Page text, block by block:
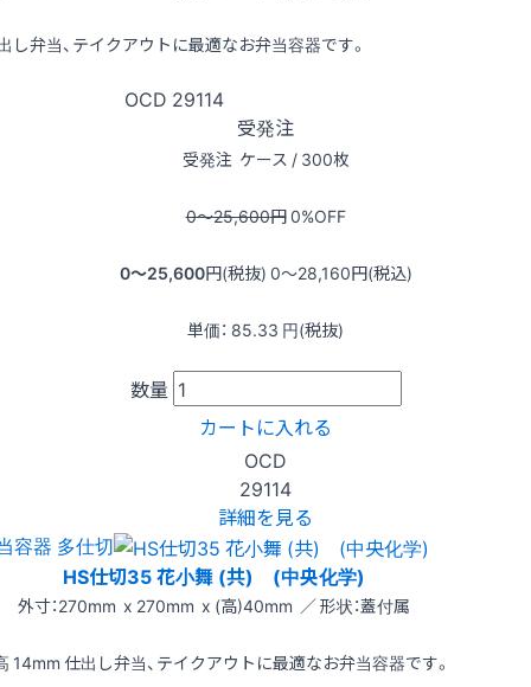
し弁当、テイクアウトに最適なお弁当容器です。
OCD 29114
受発注
受発注 ケース / 300枚
0〜25,600円0%OFF
0〜25,600円(税抜) 0〜28,160円(税込)
単価： 85.33 円(税抜)
数量
カートに入れる
OCD
29114
詳細を見る
容器 多仕切
HS仕切35 花小舞 (共) (中央化学)
外寸：270mm x 270mm x (高)40mm ／ 形状：蓋付属
14mm 仕出し弁当、テイクアウトに最適なお弁当容器です。